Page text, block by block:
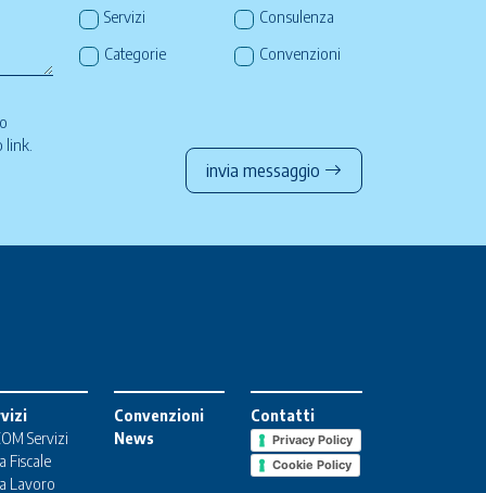
Servizi
Consulenza
Categorie
Convenzioni
link
invia messaggio
Servizi
Fiscale
Lavoro
Convenzioni
News
Contatti
Privacy Policy
Cookie Policy